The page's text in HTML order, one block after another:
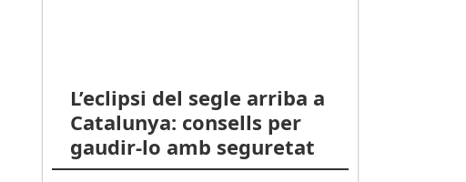
L’eclipsi del segle arriba a
Catalunya: consells per
gaudir-lo amb seguretat